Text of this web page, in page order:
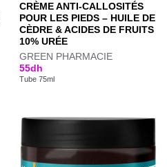
CRÈME ANTI-CALLOSITÉS
POUR LES PIEDS – HUILE DE
CÈDRE & ACIDES DE FRUITS
10% URÉE
GREEN PHARMACIE
55dh
Tube 75ml